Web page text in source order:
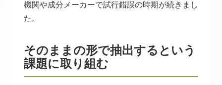
機関や成分メーカーで試行錯誤の時期が続きまし
た。
そのままの形で抽出するという
課題に取り組む